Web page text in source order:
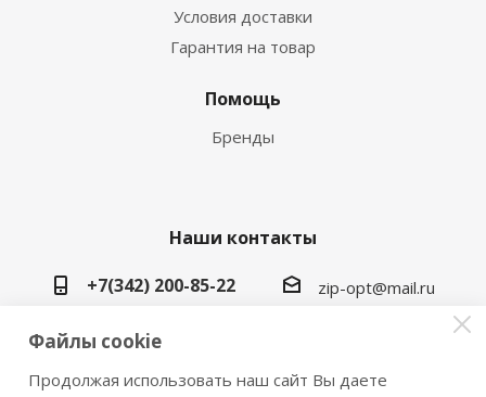
Условия доставки
Гарантия на товар
Помощь
Бренды
Наши контакты
+7(342) 200-85-22
zip-opt@mail.ru
г. Пермь, ул. Васильева, 5в
Файлы cookie
Продолжая использовать наш сайт Вы даете